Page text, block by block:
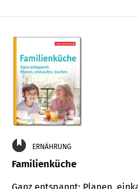
ERNÄHRUNG
Familienküche